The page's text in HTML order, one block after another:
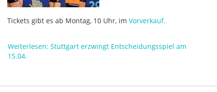
Tickets gibt es ab Montag, 10 Uhr, im Vorverkauf.
Weiterlesen: Stuttgart erzwingt Entscheidungsspiel am
15.04.